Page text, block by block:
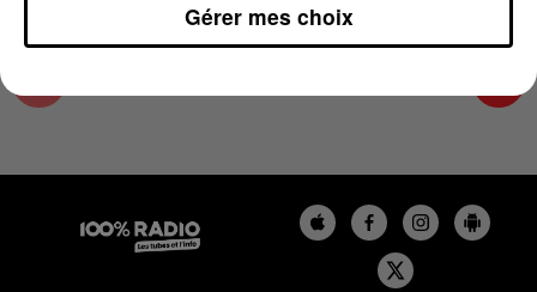
Gérer mes choix